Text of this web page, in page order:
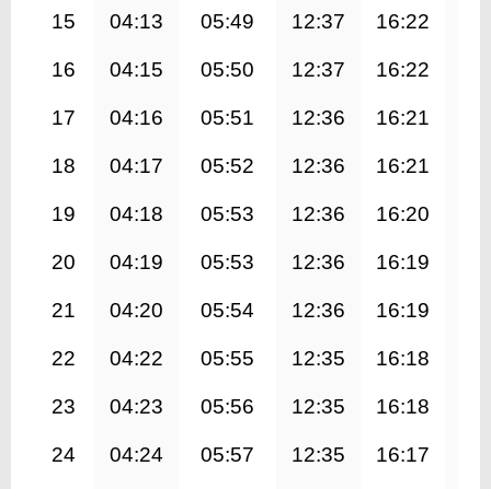
15 04:13 05:49 12:37 16:22
16 04:15 05:50 12:37 16:22
17 04:16 05:51 12:36 16:21
18 04:17 05:52 12:36 16:21
19 04:18 05:53 12:36 16:20
20 04:19 05:53 12:36 16:19
21 04:20 05:54 12:36 16:19
22 04:22 05:55 12:35 16:18
23 04:23 05:56 12:35 16:18
24 04:24 05:57 12:35 16:17